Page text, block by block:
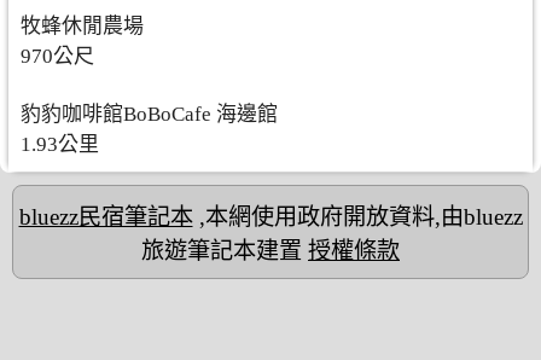
牧蜂休閒農場
970公尺
豹豹咖啡館BoBoCafe 海邊館
1.93公里
bluezz民宿筆記本,本網使用政府開放資料,由bluezz
旅遊筆記本建置 授權條款